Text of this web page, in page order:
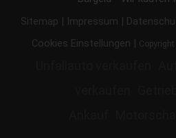
Sitemap | Impressum |
Cookies Einstellungen |